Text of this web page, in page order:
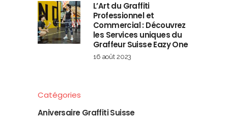
L’Art du Graffiti
Professionnel et
Commercial : Découvrez
les Services uniques du
Graffeur Suisse Eazy One
16 août 2023
Catégories
Aniversaire Graffiti Suisse